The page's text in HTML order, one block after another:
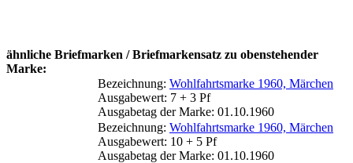
ähnliche Briefmarken / Briefmarkensatz zu obenstehender
Marke:
Bezeichnung: Wohlfahrtsmarke 1960, Märchen
Ausgabewert: 7 + 3 Pf
Ausgabetag der Marke: 01.10.1960
Bezeichnung: Wohlfahrtsmarke 1960, Märchen
Ausgabewert: 10 + 5 Pf
Ausgabetag der Marke: 01.10.1960